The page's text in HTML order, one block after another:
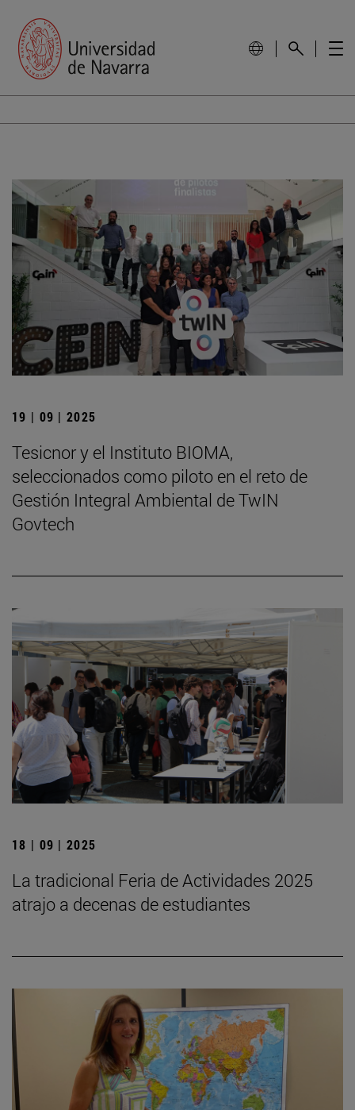
19 | 09 | 2025
Tesicnor y el Instituto BIOMA,
seleccionados como piloto en el reto de
Gestión Integral Ambiental de TwIN
Govtech
18 | 09 | 2025
La tradicional Feria de Actividades 2025
atrajo a decenas de estudiantes